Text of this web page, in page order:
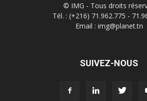
© IMG - Tous droits
Tél. : (+216) 71.962.775 -
Email : img@planet.tn
SUIVEZ-NOUS